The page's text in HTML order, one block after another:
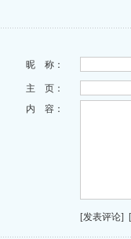
昵 称：
主 页：
内 容：
[发表评论]